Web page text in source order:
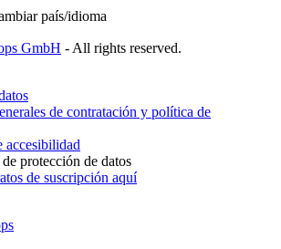
país/idioma
GmbH - All rights reserved.
de contratación y política de
accesibilidad
protección de datos
de suscripción aquí